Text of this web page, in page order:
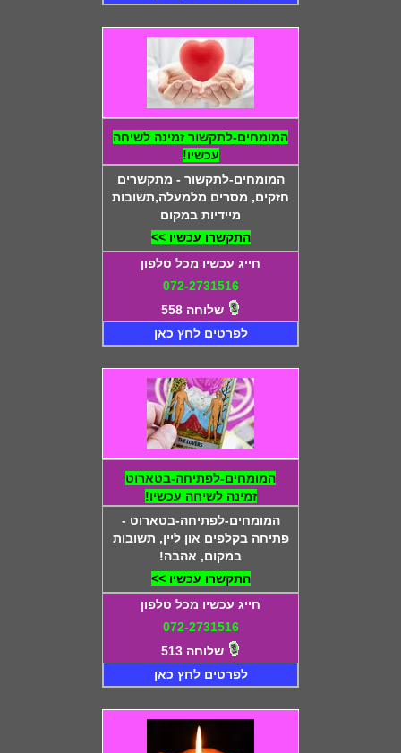
המומחים-לתקשור זמינה לשיחה
עכשיו!
המומחים-לתקשור - מתקשרים
חזקים, מסרים מלמעלה,תשובות
מיידיות במקום
התקשרו עכשיו >>
חייג עכשיו מכל טלפון
072-2731516
שלוחה 558
לפרטים לחץ כאן
המומחים-לפתיחה-בטארוט
זמינה לשיחה עכשיו!
המומחים-לפתיחה-בטארוט -
פתיחה בקלפים און ליין, תשובות
במקום, אהבה!
התקשרו עכשיו >>
חייג עכשיו מכל טלפון
072-2731516
שלוחה 513
לפרטים לחץ כאן